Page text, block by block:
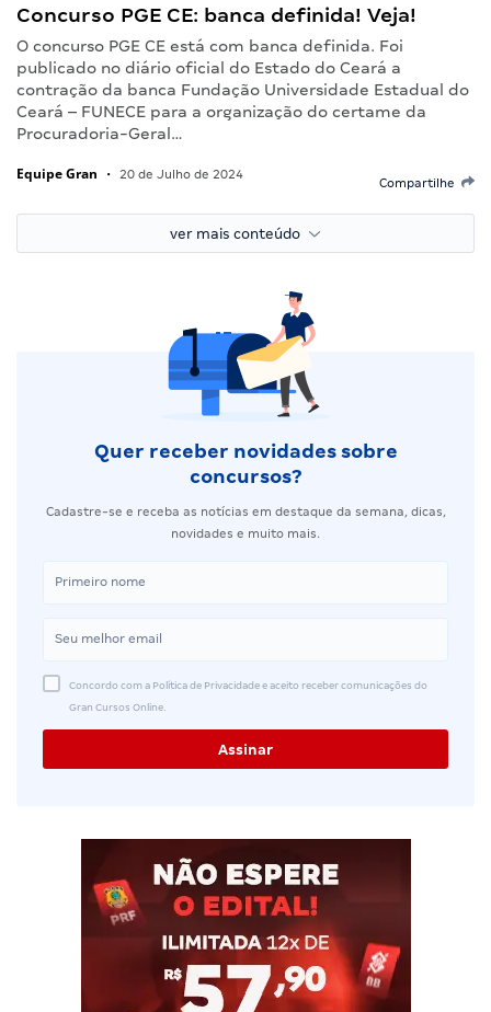
Concurso PGE CE: banca definida! Veja!
O concurso PGE CE está com banca definida. Foi
publicado no diário oficial do Estado do Ceará a
contração da banca Fundação Universidade Estadual do
Ceará – FUNECE para a organização do certame da
Procuradoria-Geral…
Equipe Gran • 20 de Julho de 2024
Compartilhe
ver mais conteúdo
Quer receber novidades sobre
concursos?
Cadastre-se e receba as notícias em destaque da semana, dicas,
novidades e muito mais.
Concordo com a Política de Privacidade e aceito receber comunicações do
Gran Cursos Online.